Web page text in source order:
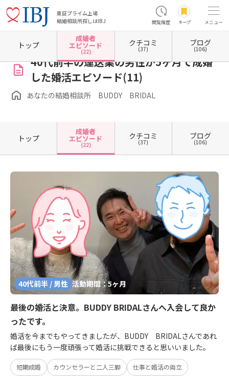
東証プライム上場
結婚相談所探しはIBJ
閲覧履歴 キープ メニュー
ホーム 埼玉県の結婚相談所 埼玉県所沢市 あなたの結婚相談所 BUDDY BRIDAL
40代前半の運送業の男性が5ヶ月で成婚
した婚活エピソード(11)
あなたの結婚相談所 BUDDY BRIDAL
トップ
成婚者
エピソード
(22)
クチコミ
(37)
ブログ
(106)
トップ
成婚者
エピソード
(22)
クチコミ
(37)
ブログ
(106)
40代前半 / 男性 活動期間：5ヶ月
最後の婚活と決意。BUDDY BRIDALさんへ入会して良か
ったです。
婚活を今までもやってきましたが、BUDDY BRIDALさんであれ
ば最後にもう一度頑張って婚活に挑戦できると思いいました。
短期成婚 カウンセラーと二人三脚 仕事と婚活の両立